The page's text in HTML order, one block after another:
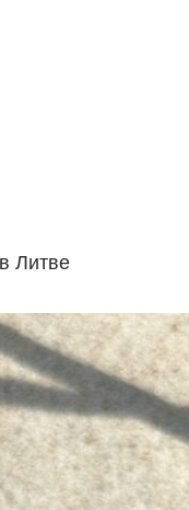
Литве